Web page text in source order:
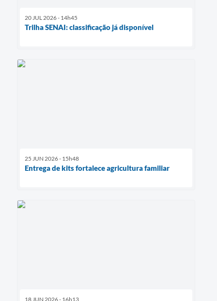
20 JUL 2026 - 14h45
Trilha SENAI: classificação já disponível
25 JUN 2026 - 15h48
Entrega de kits fortalece agricultura familiar
18 JUN 2026 - 16h13